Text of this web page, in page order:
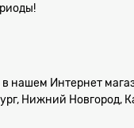
нашем Интернет
Нижний Новгород,